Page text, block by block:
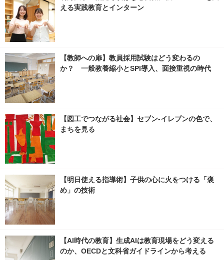
える実践教育とインターン
【教師への扉】教員採用試験はどう変わるの
か？ 一般教養縮小とSPI導入、面接重視の時代
【図工でつながる社会】セブン‐イレブンの色で、
まちを見る
【明日使える指導術】子供の心に火をつける「褒
め」の技術
【AI時代の教育】生成AIは教育現場をどう変える
のか、OECDと文科省ガイドラインから考える